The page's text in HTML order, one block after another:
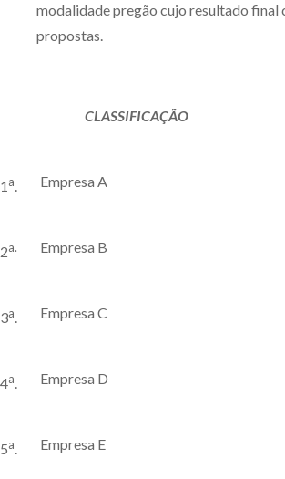
modalidade pregão cujo resultado final
propostas.
CLASSIFICAÇÃO
1a. Empresa A
2a. Empresa B
3a. Empresa C
4a. Empresa D
5a. Empresa E